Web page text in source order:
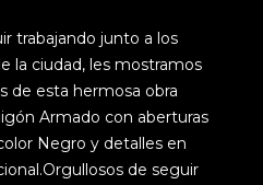
trabajando junto a los
la ciudad, les mostramos
de esta hermosa obra
Armado con aberturas
Negro y detalles en
de seguir